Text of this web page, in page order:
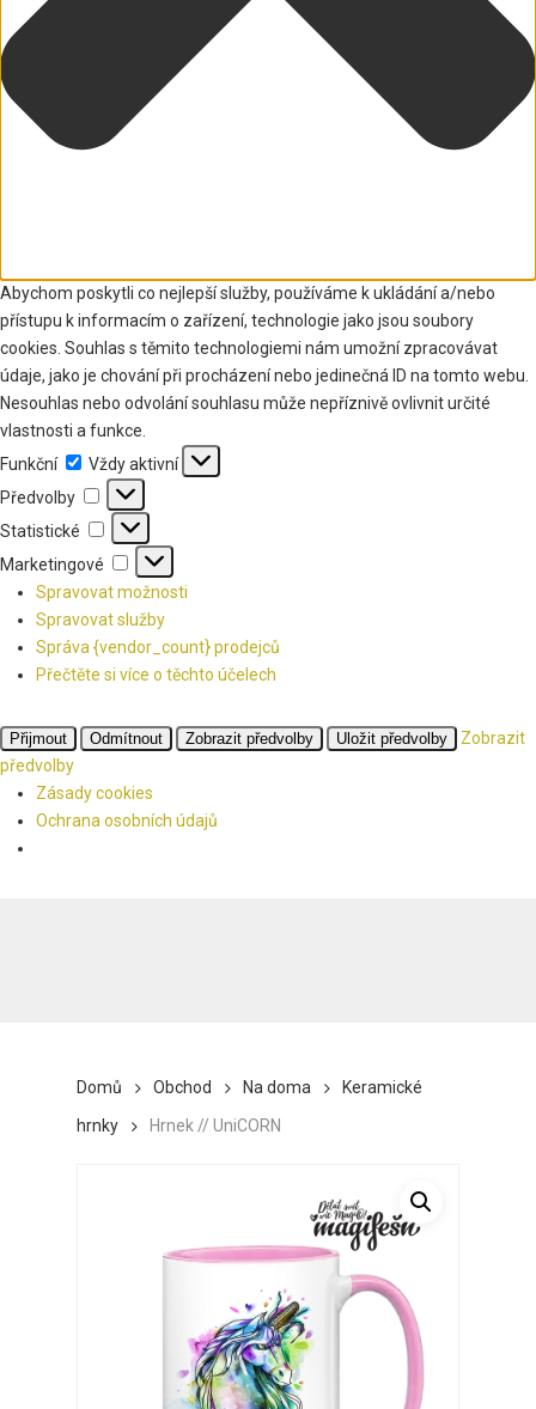
Abychom poskytli co nejlepší služby, používáme k ukládání a/nebo
přístupu k informacím o zařízení, technologie jako jsou soubory
cookies. Souhlas s těmito technologiemi nám umožní zpracovávat
údaje, jako je chování při procházení nebo jedinečná ID na tomto webu.
Nesouhlas nebo odvolání souhlasu může nepříznivě ovlivnit určité
vlastnosti a funkce.
Funkční
Funkční
Vždy aktivní
Předvolby
Předvolby
Statistické Statistické
Marketingové
Marketingové
Spravovat možnosti
Spravovat služby
Správa {vendor_count} prodejců
Přečtěte si více o těchto účelech
Přijmout Odmítnout Zobrazit předvolby Uložit předvolby
Zobrazit
předvolby
Zásady cookies
Ochrana osobních údajů
Domů Obchod Na doma
Keramické
hrnky
Hrnek // UniCORN